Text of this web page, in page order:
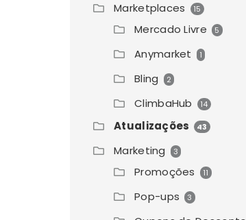
Marketplaces 15
Mercado Livre 5
Anymarket 1
Bling 2
ClimbaHub 14
Atualizações 43
Marketing 3
Promoções 11
Pop-ups 3